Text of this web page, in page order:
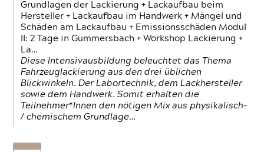
Grundlagen der Lackierung + Lackaufbau beim
Hersteller + Lackaufbau im Handwerk + Mängel und
Schäden am Lackaufbau + Emissionsschäden Modul
II: 2 Tage in Gummersbach + Workshop Lackierung +
La…
Diese Intensivausbildung beleuchtet das Thema
Fahrzeuglackierung aus den drei üblichen
Blickwinkeln. Der Labortechnik, dem Lackhersteller
sowie dem Handwerk. Somit erhalten die
Teilnehmer*Innen den nötigen Mix aus physikalisch-
/ chemischem Grundlage…